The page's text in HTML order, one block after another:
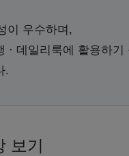
이 우수하며,
· 데일리룩에 활용하기
.
보기